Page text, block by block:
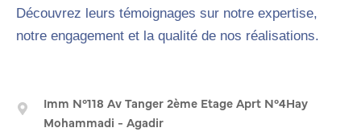
Découvrez leurs témoignages sur notre expertise,
notre engagement et la qualité de nos réalisations.
Imm N°118 Av Tanger 2ème Etage Aprt N°4Hay
Mohammadi - Agadir